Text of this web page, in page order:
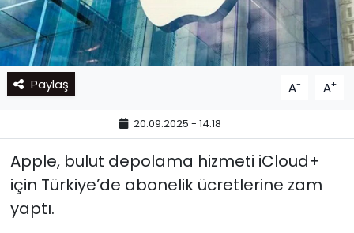
Paylaş A- A+
20.09.2025 - 14:18
Apple, bulut depolama hizmeti iCloud+
için Türkiye’de abonelik ücretlerine zam
yaptı.